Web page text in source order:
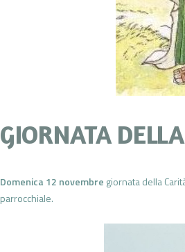
GIORNATA
Domenica 12 novembre giornata della
parrocchiale.